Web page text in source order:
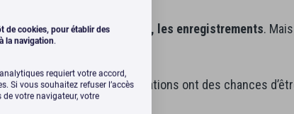
les partages, les enregistrements.
lien en bio
est active, plus vos publications ont des chances
de cookies, pour établir des
la navigation.
requiert votre accord,
Si vous souhaitez refuser l’accès
votre navigateur, votre